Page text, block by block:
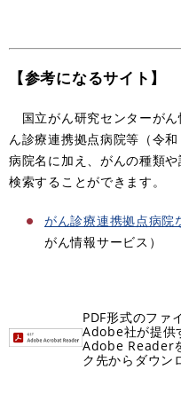
【参考になるサイト】
国立がん研究センターが
ん診療連携拠点病院等（令
病院名に加え、がんの種類
検索することができます。
がん診療連携拠点病院
がん情報サービス）
PDF形式のファ
Adobe社が提供
Adobe Reader
ク先からダウン